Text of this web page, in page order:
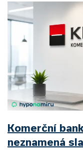
Komerční
neznamená